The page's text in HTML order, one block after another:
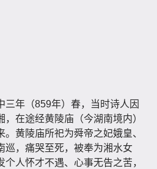
三年（859年）春，当时诗人因
在途经黄陵庙（今湖南境内）
黄陵庙所祀为舜帝之妃娥皇、
巡，痛哭至死，被奉为湘水女
人怀才不遇、心事无告之苦，